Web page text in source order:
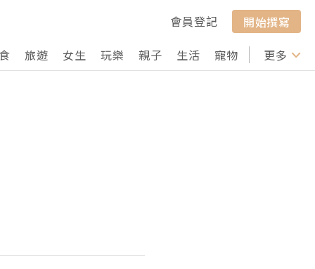
會員登記
開始撰寫
旅遊 女生 玩樂 親子 生活 寵物 行山 打卡
更多